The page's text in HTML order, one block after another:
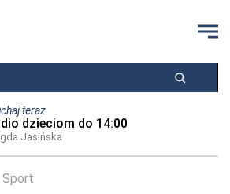
teraz
dzieciom do 14:00
Jasińska
Sport